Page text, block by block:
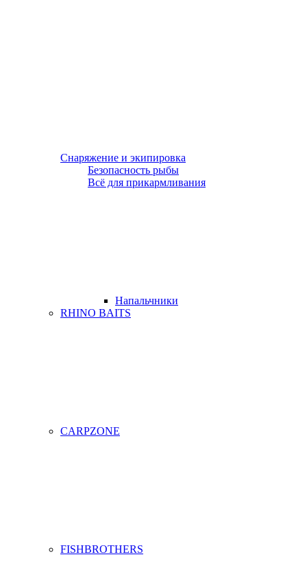
Снаряжение и экипировка
Безопасность рыбы
Всё для прикармливания
Напальчники
RHINO BAITS
CARPZONE
FISHBROTHERS